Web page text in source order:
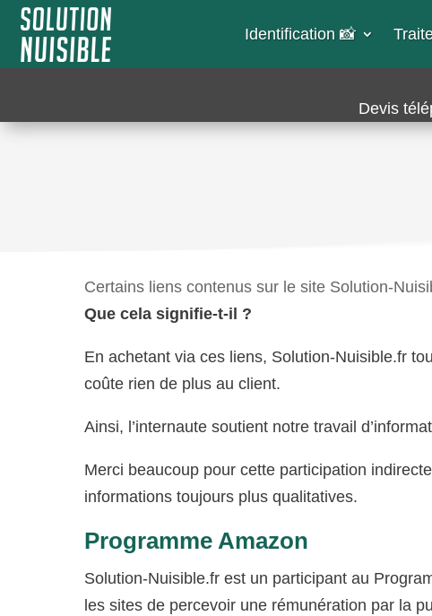
Identification 📸​
Devis
Certains liens contenus sur le site Solution-
Que cela signifie-t-il ?
En achetant via ces liens, Solution-Nuisible.fr
coûte rien de plus au client.
Ainsi, l’internaute soutient notre travail
Merci beaucoup pour cette participation
informations toujours plus qualitatives.
Programme Amazon
Solution-Nuisible.fr est un participant au
les sites de percevoir une rémunération par la